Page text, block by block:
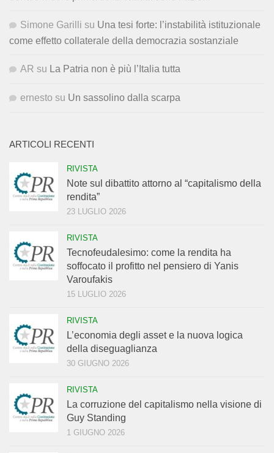
Simone Garilli su Una tesi forte: l’instabilità istituzionale
come effetto collaterale della democrazia sostanziale
AR su La Patria non è più l’Italia tutta
ernesto su Un sassolino dalla scarpa
ARTICOLI RECENTI
RIVISTA
Note sul dibattito attorno al “capitalismo della
rendita”
23 LUGLIO 2026
RIVISTA
Tecnofeudalesimo: come la rendita ha
soffocato il profitto nel pensiero di Yanis
Varoufakis
15 LUGLIO 2026
RIVISTA
L’economia degli asset e la nuova logica
della diseguaglianza
30 GIUGNO 2026
RIVISTA
La corruzione del capitalismo nella visione di
Guy Standing
1 GIUGNO 2026